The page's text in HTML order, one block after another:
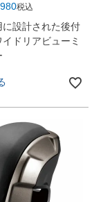
税込
に設計された後付
ドリアビューミ